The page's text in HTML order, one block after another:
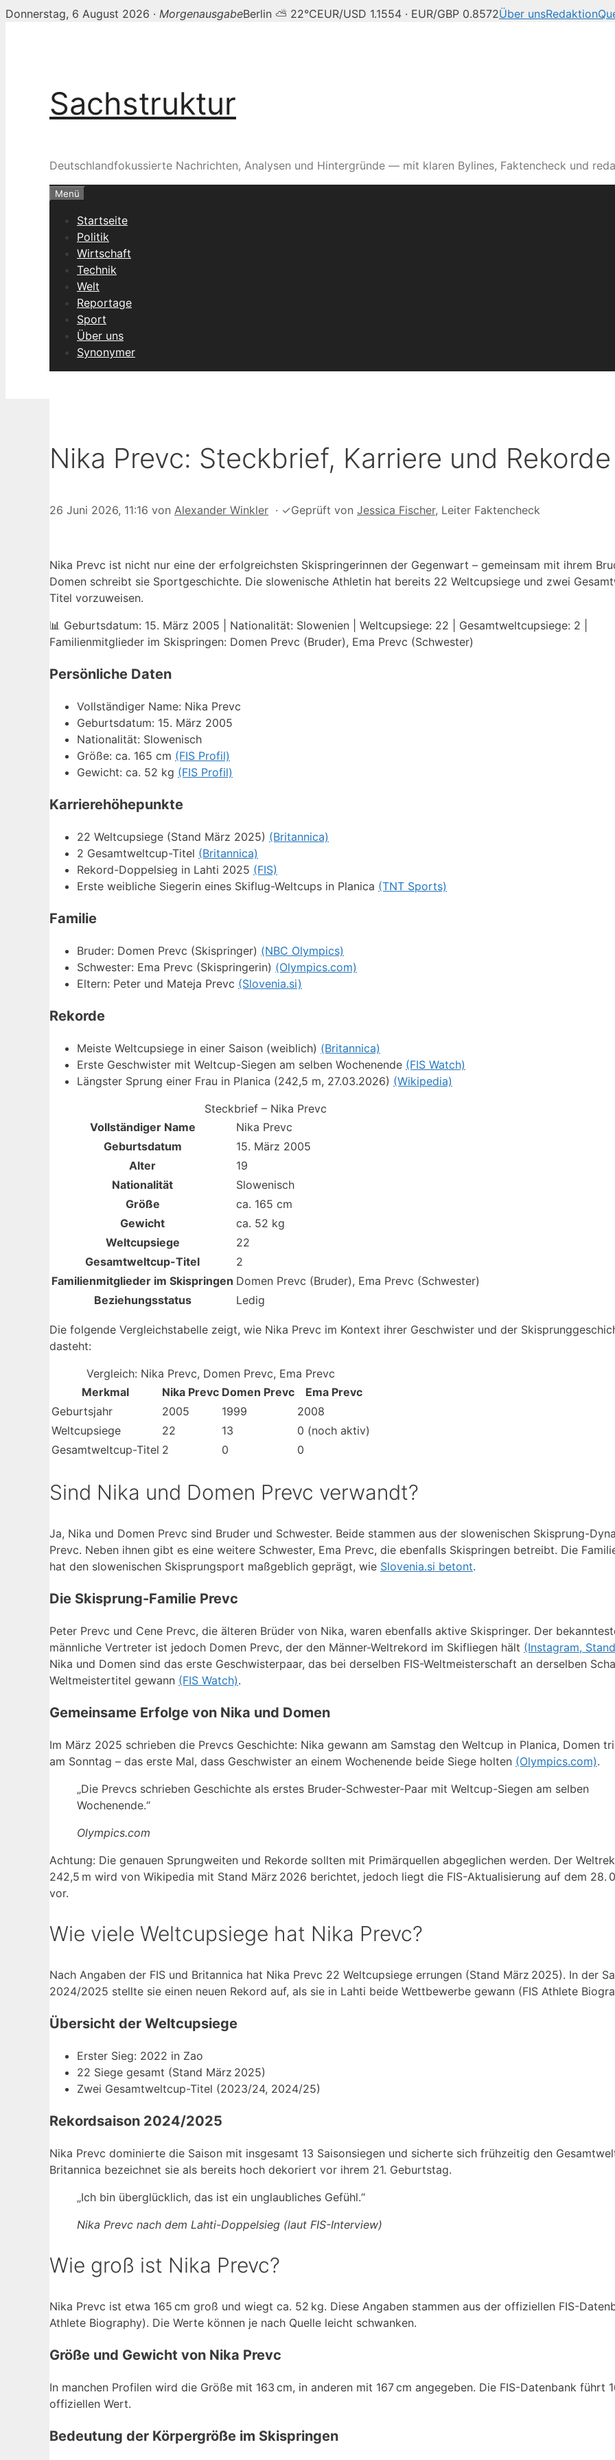
Donnerstag, 6 August 2026 · MorgenausgabeBerlin ⛅ 22°CEUR/USD 1.1554 · EUR/GBP 0.8572Über unsRedaktion
Sachstruktur
Deutschlandfokussierte Nachrichten, Analysen und Hintergründe — mit klaren Bylines, Faktencheck und
Menü
Startseite
Politik
Wirtschaft
Technik
Welt
Reportage
Sport
Über uns
Synonymer
Nika Prevc: Steckbrief, Karriere und Rekorde
26 Juni 2026, 11:16 von Alexander Winkler · ✓Geprüft von Jessica Fischer, Leiter Faktencheck
Nika Prevc ist nicht nur eine der erfolgreichsten Skispringerinnen der Gegenwart – gemeinsam mit ihrem
Domen schreibt sie Sportgeschichte. Die slowenische Athletin hat bereits 22 Weltcupsiege und zwei
Titel vorzuweisen.
📊 Geburtsdatum: 15. März 2005 | Nationalität: Slowenien | Weltcupsiege: 22 | Gesamtweltcupsiege: 2 |
Familienmitglieder im Skispringen: Domen Prevc (Bruder), Ema Prevc (Schwester)
Persönliche Daten
Vollständiger Name: Nika Prevc
Geburtsdatum: 15. März 2005
Nationalität: Slowenisch
Größe: ca. 165 cm (FIS Profil)
Gewicht: ca. 52 kg (FIS Profil)
Karrierehöhepunkte
22 Weltcupsiege (Stand März 2025) (Britannica)
2 Gesamtweltcup-Titel (Britannica)
Rekord-Doppelsieg in Lahti 2025 (FIS)
Erste weibliche Siegerin eines Skiflug-Weltcups in Planica (TNT Sports)
Familie
Bruder: Domen Prevc (Skispringer) (NBC Olympics)
Schwester: Ema Prevc (Skispringerin) (Olympics.com)
Eltern: Peter und Mateja Prevc (Slovenia.si)
Rekorde
Meiste Weltcupsiege in einer Saison (weiblich) (Britannica)
Erste Geschwister mit Weltcup-Siegen am selben Wochenende (FIS Watch)
Längster Sprung einer Frau in Planica (242,5 m, 27.03.2026) (Wikipedia)
Steckbrief – Nika Prevc
Vollständiger Name
Nika Prevc
Geburtsdatum
15. März 2005
Alter
19
Nationalität
Slowenisch
Größe
ca. 165 cm
Gewicht
ca. 52 kg
Weltcupsiege
22
Gesamtweltcup-Titel
2
Familienmitglieder im Skispringen Domen Prevc (Bruder), Ema Prevc (Schwester)
Beziehungsstatus
Ledig
Die folgende Vergleichstabelle zeigt, wie Nika Prevc im Kontext ihrer Geschwister und der
dasteht:
Vergleich: Nika Prevc, Domen Prevc, Ema Prevc
Merkmal
Nika Prevc Domen Prevc
Ema Prevc
Geburtsjahr
2005 1999
2008
Weltcupsiege
22 13
0 (noch aktiv)
Gesamtweltcup-Titel 2 0 0
Sind Nika und Domen Prevc verwandt?
Ja, Nika und Domen Prevc sind Bruder und Schwester. Beide stammen aus der slowenischen Skisprung-
Prevc. Neben ihnen gibt es eine weitere Schwester, Ema Prevc, die ebenfalls Skispringen betreibt. Die
hat den slowenischen Skisprungsport maßgeblich geprägt, wie Slovenia.si betont.
Die Skisprung-Familie Prevc
Peter Prevc und Cene Prevc, die älteren Brüder von Nika, waren ebenfalls aktive Skispringer. Der
männliche Vertreter ist jedoch Domen Prevc, der den Männer-Weltrekord im Skifliegen hält (Instagram,
Nika und Domen sind das erste Geschwisterpaar, das bei derselben FIS-Weltmeisterschaft an derselben
Weltmeistertitel gewann (FIS Watch).
Gemeinsame Erfolge von Nika und Domen
Im März 2025 schrieben die Prevcs Geschichte: Nika gewann am Samstag den Weltcup in Planica, Domen
am Sonntag – das erste Mal, dass Geschwister an einem Wochenende beide Siege holten (Olympics.com).
„Die Prevcs schrieben Geschichte als erstes Bruder-Schwester-Paar mit Weltcup-Siegen am selben
Wochenende.“
Olympics.com
Achtung: Die genauen Sprungweiten und Rekorde sollten mit Primärquellen abgeglichen werden. Der
242,5 m wird von Wikipedia mit Stand März 2026 berichtet, jedoch liegt die FIS-Aktualisierung auf dem 28.
vor.
Wie viele Weltcupsiege hat Nika Prevc?
Nach Angaben der FIS und Britannica hat Nika Prevc 22 Weltcupsiege errungen (Stand März 2025). In der
2024/2025 stellte sie einen neuen Rekord auf, als sie in Lahti beide Wettbewerbe gewann (FIS Athlete
Übersicht der Weltcupsiege
Erster Sieg: 2022 in Zao
22 Siege gesamt (Stand März 2025)
Zwei Gesamtweltcup-Titel (2023/24, 2024/25)
Rekordsaison 2024/2025
Nika Prevc dominierte die Saison mit insgesamt 13 Saisonsiegen und sicherte sich frühzeitig den
Britannica bezeichnet sie als bereits hoch dekoriert vor ihrem 21. Geburtstag.
„Ich bin überglücklich, das ist ein unglaubliches Gefühl.“
Nika Prevc nach dem Lahti-Doppelsieg (laut FIS-Interview)
Wie groß ist Nika Prevc?
Nika Prevc ist etwa 165 cm groß und wiegt ca. 52 kg. Diese Angaben stammen aus der offiziellen FIS-
Athlete Biography). Die Werte können je nach Quelle leicht schwanken.
Größe und Gewicht von Nika Prevc
In manchen Profilen wird die Größe mit 163 cm, in anderen mit 167 cm angegeben. Die FIS-Datenbank führt
offiziellen Wert.
Bedeutung der Körpergröße im Skispringen